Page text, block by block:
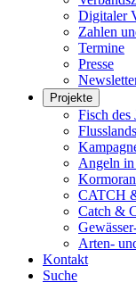
Digitaler
Zahlen
Termine
Presse
Projekte
Fisch des
Angeln in
Kormoran
CATCH
Catch &
Arten-
Kontakt
Suche